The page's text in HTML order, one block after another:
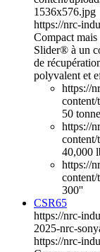
1536x576.jpg
https://nrc-
Compact
Slider® à un
de
polyvalent et
https://
content/
50
https://
content/
40,000
https://
content/
300''
CSR65
https://nrc-
2025-nrc-
https://nrc-